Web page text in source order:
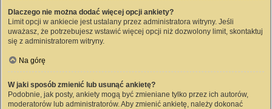
Dlaczego nie można dodać więcej opcji ankiety?
Limit opcji w ankiecie jest ustalany przez administratora witryny. Jeśli
uważasz, że potrzebujesz wstawić więcej opcji niż dozwolony limit, skontaktuj
się z administratorem witryny.
Na górę
W jaki sposób zmienić lub usunąć ankietę?
Podobnie, jak posty, ankiety mogą być zmieniane tylko przez ich autorów,
moderatorów lub administratorów. Aby zmienić ankietę, należy dokonać